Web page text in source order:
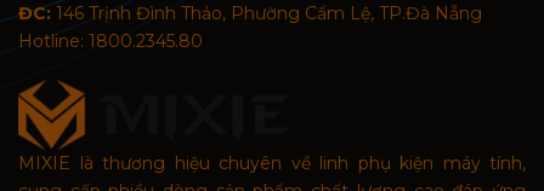
ĐC: 146 Trịnh Đình Thảo, Phường Cẩm Lệ, TP.Đà Nẵng
Hotline: 1800.2345.80
MIXIE là thương hiệu chuyên về linh phụ kiện máy tính,